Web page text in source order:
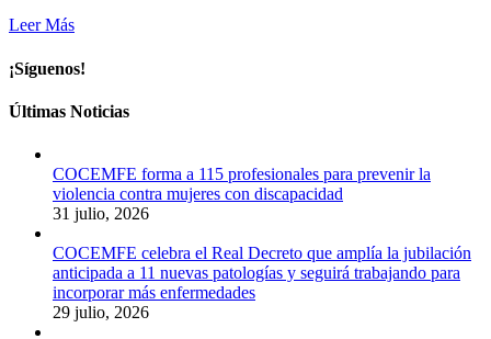
Leer Más
¡Síguenos!
Últimas Noticias
COCEMFE forma a 115 profesionales para prevenir la
violencia contra mujeres con discapacidad
31 julio, 2026
COCEMFE celebra el Real Decreto que amplía la jubilación
anticipada a 11 nuevas patologías y seguirá trabajando para
incorporar más enfermedades
29 julio, 2026